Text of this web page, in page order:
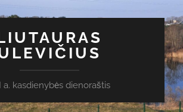
a. kasdienybės dienoraštis